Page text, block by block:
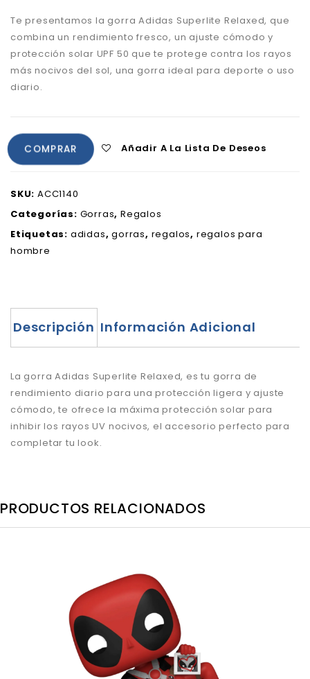
Te presentamos la gorra Adidas Superlite Relaxed, que
combina un rendimiento fresco, un ajuste cómodo y
protección solar UPF 50 que te protege contra los rayos
más nocivos del sol, una gorra ideal para deporte o uso
diario.
COMPRAR Añadir A La Lista De Deseos
SKU: ACC1140
Categorías: Gorras,Regalos
Etiquetas: adidas,gorras, regalos, regalos para
hombre
Descripción Información Adicional
La gorra Adidas Superlite Relaxed, es tu gorra de
rendimiento diario para una protección ligera y ajuste
cómodo, te ofrece la máxima protección solar para
inhibir los rayos UV nocivos, el accesorio perfecto para
completar tu look.
PRODUCTOS RELACIONADOS